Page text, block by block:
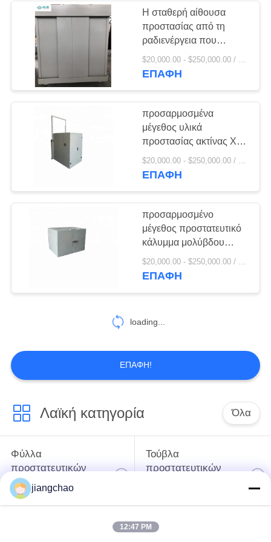
Η σταθερή αίθουσα
προστασίας από τη
ραδιενέργεια που
χρησιμοποιείται στο
βιομηχανικό μέγεθος
ΕΠΑΦΉ
προσαρμοσμένα
μέγεθος υλικά
προστασίας ακτίνας X
που προστατεύουν την
κατηγορία Ι γραφείου
$20,000.00 - $250,000.00 / Piece MOQ:1 τεμάχιο / Τεμάχια
ΕΠΑΦΉ
προσαρμοσμένο
μέγεθος προστατευτικό
κάλυμμα μολύβδου
προστατευτικών
καλυμμάτων αιθουσών
$20,000.00 - $250,000.00 / Piece MOQ:1 τεμάχιο / Τεμάχια
ΕΠΑΦΉ
loading...
ΕΠΑΦΉ!
Λαϊκή κατηγορία Όλα
Φύλλα
προστατευτικών
καλυμμάτων
μολύβδου
Τούβλα
προστατευτικών
jiangchao
12:47 PM